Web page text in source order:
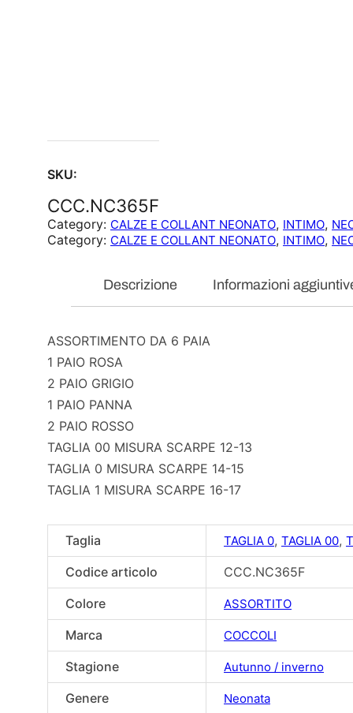
SKU:
CCC.NC365F
Category: CALZE E COLLANT NEONATO, INTIMO,
Category: CALZE E COLLANT NEONATO, INTIMO,
Descrizione Informazioni
ASSORTIMENTO DA 6 PAIA
1 PAIO ROSA
2 PAIO GRIGIO
1 PAIO PANNA
2 PAIO ROSSO
TAGLIA 00 MISURA SCARPE 12-13
TAGLIA 0 MISURA SCARPE 14-15
TAGLIA 1 MISURA SCARPE 16-17
Taglia TAGLIA 0, TAGLIA 00,
Codice articolo
CCC.NC365F
Colore
ASSORTITO
Marca COCCOLI
Stagione Autunno / inverno
Genere Neonata